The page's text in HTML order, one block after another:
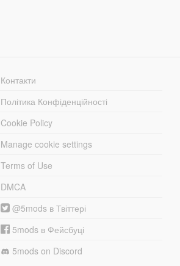
Контакти
Політика Конфіденційності
Cookie Policy
Manage cookie settings
Terms of Use
DMCA
@5mods в Твіттері
5mods в Фейсбуці
5mods on Discord